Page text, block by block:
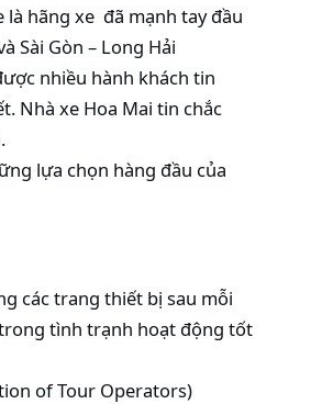
là hãng xe đã mạnh tay đầu
Sài Gòn – Long Hải
nhiều hành khách tin
Nhà xe Hoa Mai tin chắc
lựa chọn hàng đầu của
các trang thiết bị sau mỗi
tình trạnh hoạt động tốt
of Tour Operators)